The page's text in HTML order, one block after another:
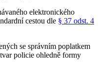
elektronického
cestou dle § 37 odst. 4
se správním poplatkem
policie ohledně formy